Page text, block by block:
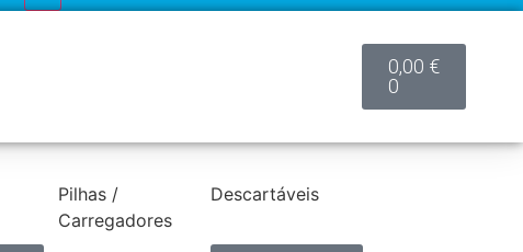
Pilhas /
Carregadores
Descartáveis
0,00 €
0